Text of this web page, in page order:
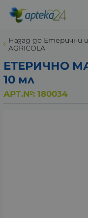
Назад до Етерични и
AGRICOLA
ЕТЕРИЧНО
10 мл
АРТ.№: 180034